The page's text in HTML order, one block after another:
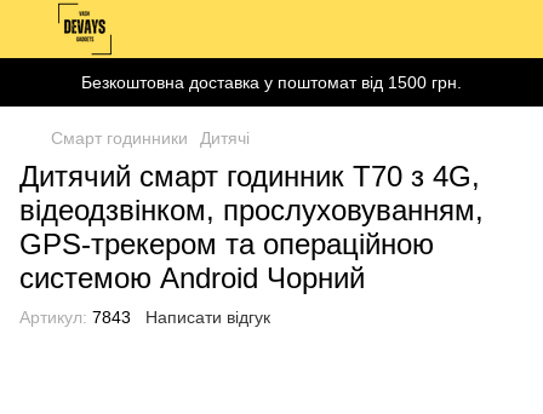
Безкоштовна доставка у поштомат від 1500 грн.
Смарт годинники Дитячі
Дитячий смарт годинник T70 з 4G,
відеодзвінком, прослуховуванням,
GPS-трекером та операційною
системою Android Чорний
Артикул: 7843 Написати відгук